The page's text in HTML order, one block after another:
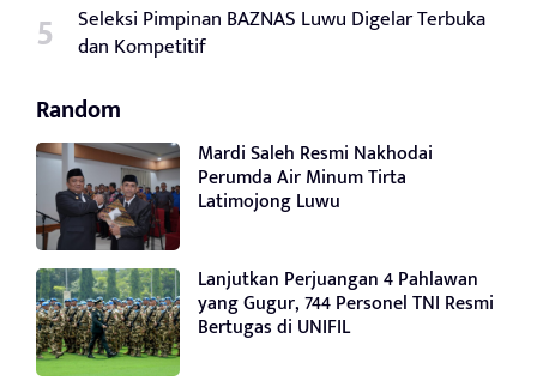
Seleksi Pimpinan BAZNAS Luwu Digelar Terbuka
dan Kompetitif
Random
Mardi Saleh Resmi Nakhodai
Perumda Air Minum Tirta
Latimojong Luwu
Lanjutkan Perjuangan 4 Pahlawan
yang Gugur, 744 Personel TNI Resmi
Bertugas di UNIFIL